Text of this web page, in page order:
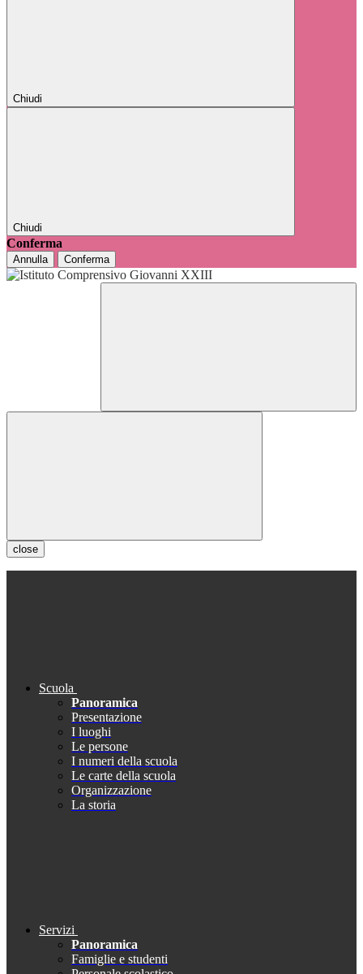
Chiudi
Chiudi
Conferma
Annulla Conferma
close
Scuola
Panoramica
Presentazione
I luoghi
Le persone
I numeri della scuola
Le carte della scuola
Organizzazione
La storia
Servizi
Panoramica
Famiglie e studenti